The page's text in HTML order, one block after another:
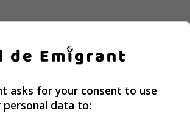
asks for your consent to use
personal data to: